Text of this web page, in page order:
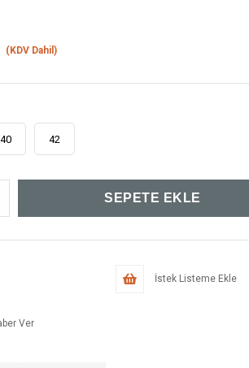
(KDV Dahil)
40 42
İstek Listeme Ekle
Ver